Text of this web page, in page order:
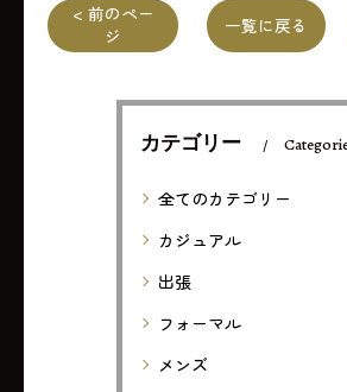
< 前のペー
ジ
一覧に戻る
カテゴリー
全てのカテゴリー
カジュアル
出張
フォーマル
メンズ